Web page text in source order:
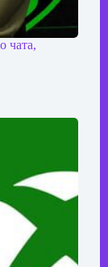
чата,